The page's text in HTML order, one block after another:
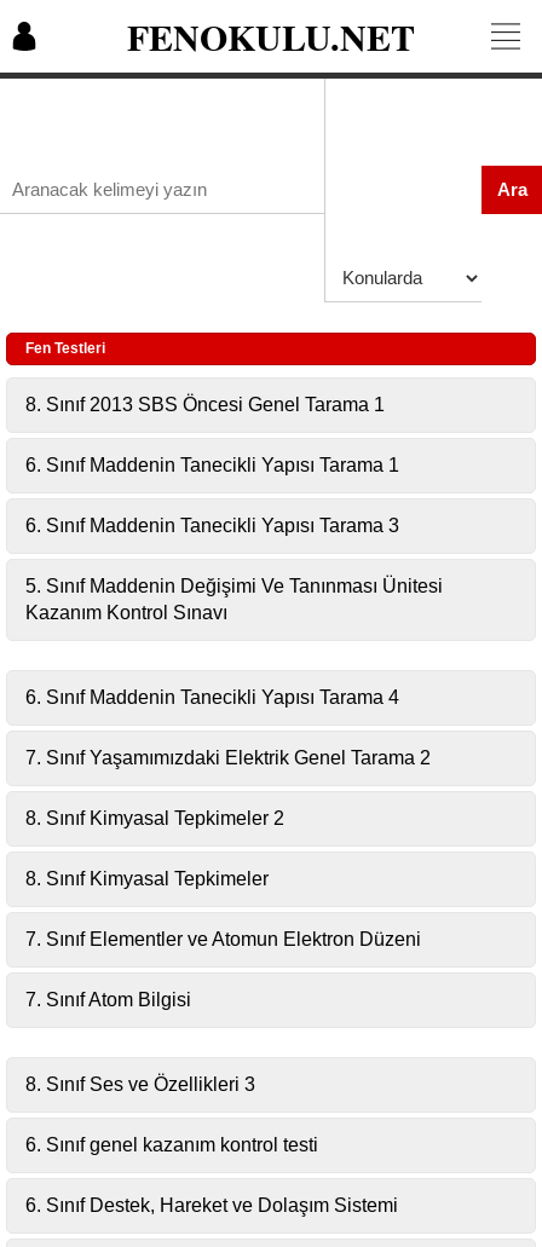
FENOKULU.NET
Ara
Fen Testleri
8. Sınıf 2013 SBS Öncesi Genel Tarama 1
6. Sınıf Maddenin Tanecikli Yapısı Tarama 1
6. Sınıf Maddenin Tanecikli Yapısı Tarama 3
5. Sınıf Maddenin Değişimi Ve Tanınması Ünitesi
Kazanım Kontrol Sınavı
6. Sınıf Maddenin Tanecikli Yapısı Tarama 4
7. Sınıf Yaşamımızdaki Elektrik Genel Tarama 2
8. Sınıf Kimyasal Tepkimeler 2
8. Sınıf Kimyasal Tepkimeler
7. Sınıf Elementler ve Atomun Elektron Düzeni
7. Sınıf Atom Bilgisi
8. Sınıf Ses ve Özellikleri 3
6. Sınıf genel kazanım kontrol testi
6. Sınıf Destek, Hareket ve Dolaşım Sistemi